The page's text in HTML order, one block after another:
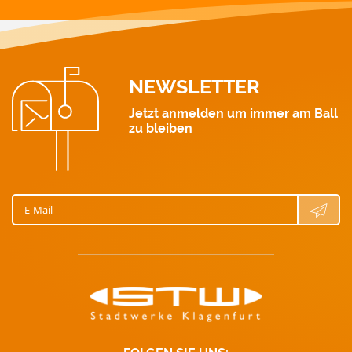
Wasser: 0463 521 411
NEWSLETTER
Jetzt anmelden um immer am Ball
zu bleiben
E-Mail